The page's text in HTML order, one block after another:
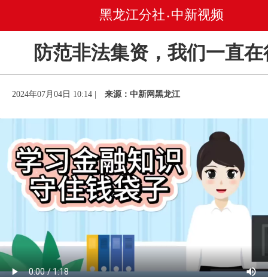
黑龙江分社 • 中新视频
防范非法集资，我们一直
2024年07月04日 10:14 | 来源：中新网黑龙江